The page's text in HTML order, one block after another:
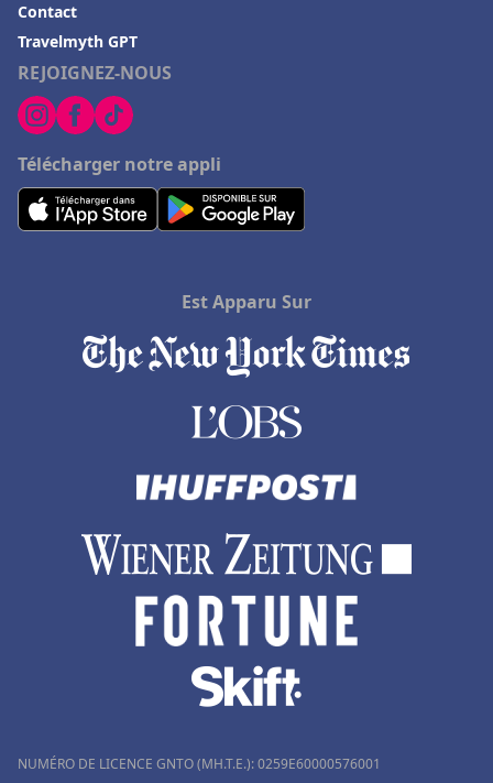
REJOIGNEZ-NOUS
Télécharger notre appli
Contact
Travelmyth GPT
Est Apparu Sur
NUMÉRO DE LICENCE GNTO (MH.T.E.): 0259Ε60000576001